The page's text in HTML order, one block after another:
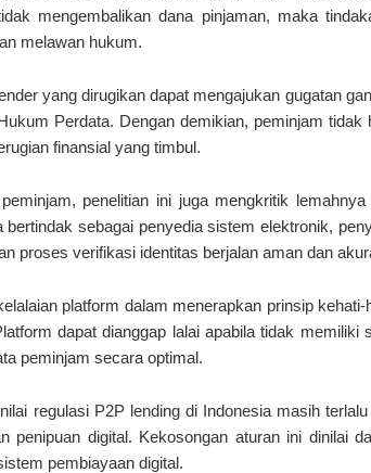
mengembalikan dana pinjaman, maka
melawan hukum.
yang dirugikan dapat mengajukan gugatan
Perdata. Dengan demikian, peminjam
finansial yang timbul.
penelitian ini juga mengkritik
sebagai penyedia sistem elektronik,
proses verifikasi identitas berjalan aman dan
platform dalam menerapkan prinsip
dapat dianggap lalai apabila tidak
peminjam secara optimal.
regulasi P2P lending di Indonesia masih
penipuan digital. Kekosongan aturan ini dinilai
pembiayaan digital.